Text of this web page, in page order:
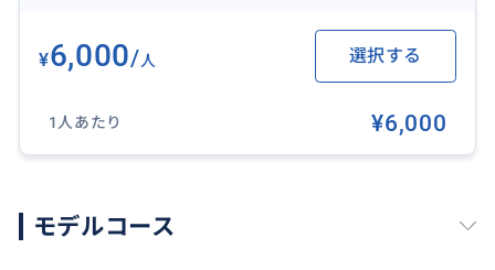
※ソウル以外の地域の送迎をご希望の場合は事前にお
※所要時間は交通事情により若干のずれが生じる場合
¥6,000/人 選択する
1人あたり ¥6,000
モデルコース